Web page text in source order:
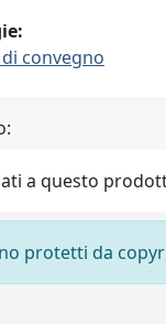
convegno
a questo
protetti da